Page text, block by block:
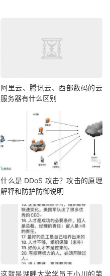
阿里云、腾讯云、西部数码的云
服务器有什么区别
什么是 DDoS 攻击？攻击的原理
解释和防护防御说明
这就是湖畔大学学员王小川的第